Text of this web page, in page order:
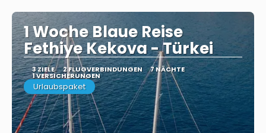
1 Woche Blaue Reise
Fethiye Kekova - Türkei
3 ZIELE 2 FLUGVERBINDUNGEN 7 NÄCHTE
1 VERSICHERUNGEN
Urlaubspaket